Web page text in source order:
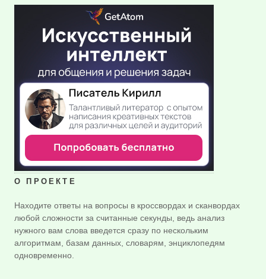
О ПРОЕКТЕ
Находите ответы на вопросы в кроссвордах и сканвордах
любой сложности за считанные секунды, ведь анализ
нужного вам слова введется сразу по нескольким
алгоритмам, базам данных, словарям, энциклопедям
одновременно.